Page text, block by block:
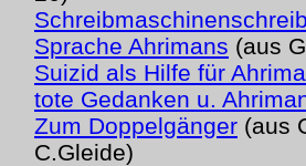
Sprache Ahrimans (aus
Suizid als Hilfe für
tote Gedanken u.
Zum Doppelgänger (aus
C.Gleide)